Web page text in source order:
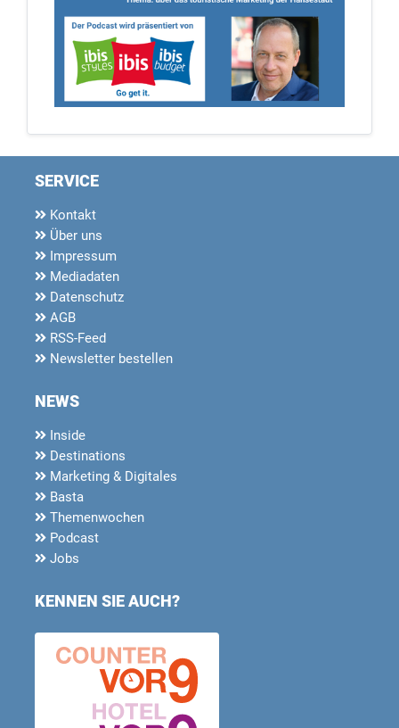
SERVICE
Kontakt
Über uns
Impressum
Mediadaten
Datenschutz
AGB
RSS-Feed
Newsletter bestellen
NEWS
Inside
Destinations
Marketing & Digitales
Basta
Themenwochen
Podcast
Jobs
KENNEN SIE AUCH?